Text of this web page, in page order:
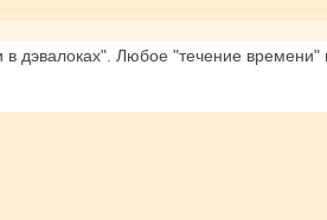
дэвалоках". Любое "течение времени"